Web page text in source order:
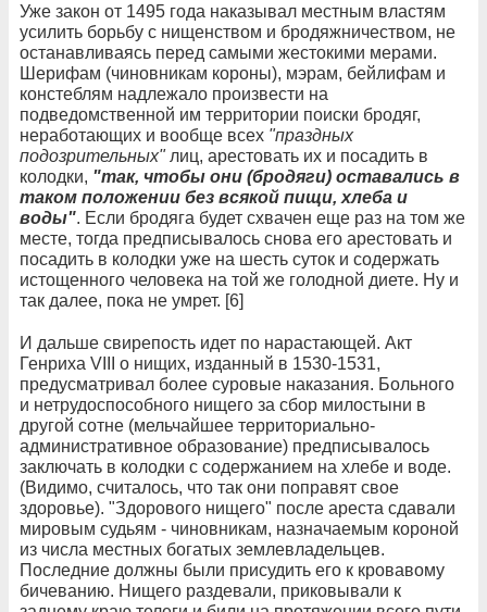
Уже закон от 1495 года наказывал местным властям
усилить борьбу с нищенством и бродяжничеством, не
останавливаясь перед самыми жестокими мерами.
Шерифам (чиновникам короны), мэрам, бейлифам и
констеблям надлежало произвести на
подведомственной им территории поиски бродяг,
неработающих и вообще всех "праздных
подозрительных"лиц, арестовать их и посадить в
колодки, "так, чтобы они (бродяги) оставались в
таком положении без всякой пищи, хлеба и
воды". Если бродяга будет схвачен еще раз на том же
месте, тогда предписывалось снова его арестовать и
посадить в колодки уже на шесть суток и содержать
истощенного человека на той же голодной диете. Ну и
так далее, пока не умрет. [6]
И дальше свирепость идет по нарастающей. Акт
Генриха VIII о нищих, изданный в 1530-1531,
предусматривал более суровые наказания. Больного
и нетрудоспособного нищего за сбор милостыни в
другой сотне (мельчайшее территориально-
административное образование) предписывалось
заключать в колодки с содержанием на хлебе и воде.
(Видимо, считалось, что так они поправят свое
здоровье). "Здорового нищего" после ареста сдавали
мировым судьям - чиновникам, назначаемым короной
из числа местных богатых землевладельцев.
Последние должны были присудить его к кровавому
бичеванию. Нищего раздевали, приковывали к